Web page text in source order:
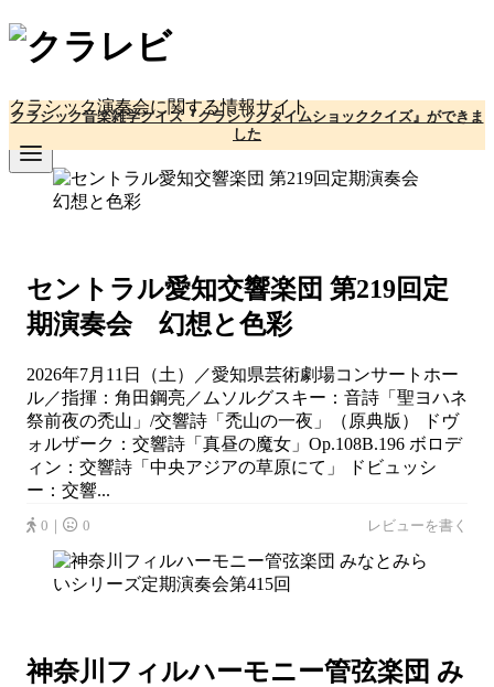
コ
ン
ツ
へ
移
クラシック演奏会に関する情報サイト
クラシック音楽雑学クイズ『クラシックタイムショッククイズ』ができま
した
セントラル愛知交響楽団 第219回定
期演奏会 幻想と色彩
2026年7月11日（土）／愛知県芸術劇場コンサートホー
ル／指揮：角田鋼亮／ムソルグスキー：音詩「聖ヨハネ
祭前夜の禿山」/交響詩「禿山の一夜」（原典版） ドヴ
ォルザーク：交響詩「真昼の魔女」Op.108B.196 ボロデ
ィン：交響詩「中央アジアの草原にて」 ドビュッシ
ー：交響...
0｜ 0 レビューを書く
神奈川フィルハーモニー管弦楽団 み